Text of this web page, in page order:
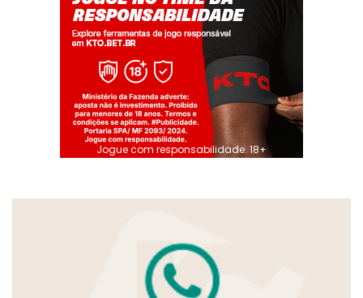
Jogue com responsabilidade. 18+